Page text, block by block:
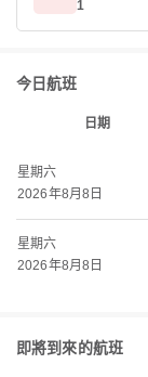
1
今日航班
日期
星期六
2026年8月8日
星期六
2026年8月8日
即將到來的航班